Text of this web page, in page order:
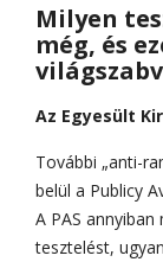
Milyen
még, és
Az Egyesült
További „anti-
belül a Publicy
A PAS
tesztelést,